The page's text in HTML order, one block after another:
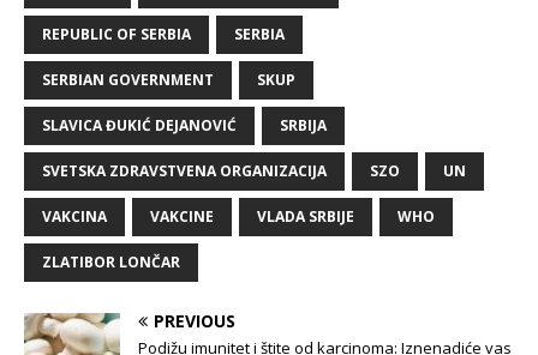
REPUBLIC OF SERBIA SERBIA
SERBIAN GOVERNMENT SKUP
SLAVICA ĐUKIĆ DEJANOVIĆ SRBIJA
SVETSKA ZDRAVSTVENA ORGANIZACIJA SZO UN
VAKCINA VAKCINE VLADA SRBIJE WHO
ZLATIBOR LONČAR
PREVIOUS
Podižu imunitet i štite od karcinoma: Iznenadiće vas